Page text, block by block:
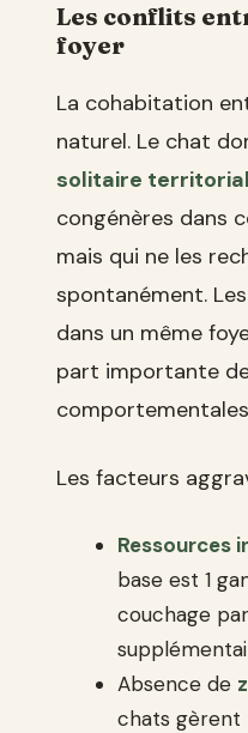
Les conflits
foyer
La cohabitation
naturel. Le chat
solitaire territorial
congénères dans
mais qui ne les
spontanément.
dans un même
part importante
Les facteurs
Ressources
base est 1
couchage
Absence de
chats gèrent